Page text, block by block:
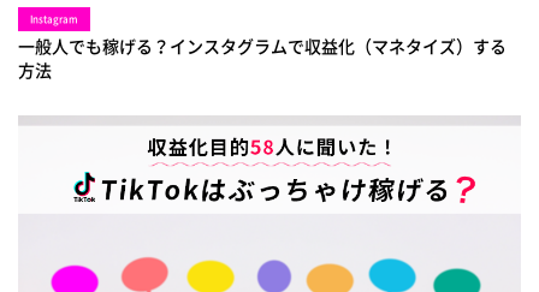
Instagram
一般人でも稼げる？インスタグラムで収益化（マネタイズ）する
方法